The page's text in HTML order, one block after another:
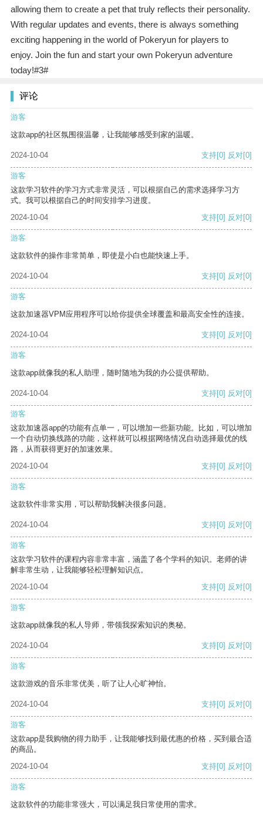
allowing them to create a pet that truly reflects their personality.
With regular updates and events, there is always something
exciting happening in the world of Pokeryun for players to
enjoy. Join the fun and start your own Pokeryun adventure
today!#3#
评论
游客
这款app的社区氛围很温馨，让我能够感受到家的温暖。
2024-10-04 支持[0] 反对[0]
游客
这款学习软件的学习方式非常灵活，可以根据自己的需求选择学习方
式。我可以根据自己的时间安排学习进度。
2024-10-04
支持[0] 反对[0]
游客
这款软件的操作非常简单，即使是小白也能快速上手。
2024-10-04 支持[0] 反对[0]
游客
这款加速器VPM应用程序可以给你提供全球覆盖和最高安全性的连接。
2024-10-04 支持[0] 反对[0]
游客
这款app就像我的私人助理，随时随地为我的办公提供帮助。
2024-10-04 支持[0] 反对[0]
游客
这款加速器app的功能有点单一，可以增加一些新功能。比如，可以增加
一个自动切换线路的功能，这样就可以根据网络情况自动选择最优的线
路，从而获得更好的加速效果。
2024-10-04
支持[0] 反对[0]
游客
这款软件非常实用，可以帮助我解决很多问题。
2024-10-04 支持[0] 反对[0]
游客
这款学习软件的课程内容非常丰富，涵盖了各个学科的知识。老师的讲
解非常生动，让我能够轻松理解知识点。
2024-10-04
支持[0] 反对[0]
游客
这款app就像我的私人导师，带领我探索知识的奥秘。
2024-10-04 支持[0] 反对[0]
游客
这款游戏的音乐非常优美，听了让人心旷神怡。
2024-10-04 支持[0] 反对[0]
游客
这款app是我购物的得力助手，让我能够找到最优惠的价格，买到最合适
的商品。
2024-10-04
支持[0] 反对[0]
游客
这款软件的功能非常强大，可以满足我日常使用的需求。